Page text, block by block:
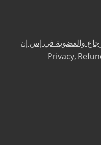
والعضوية في إس إن
Privacy,